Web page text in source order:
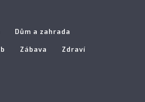
Dům a zahrada
Zábava Zdraví